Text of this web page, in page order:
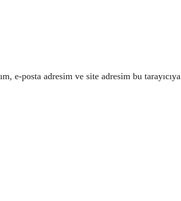
e-posta adresim ve site adresim bu tarayıcıya